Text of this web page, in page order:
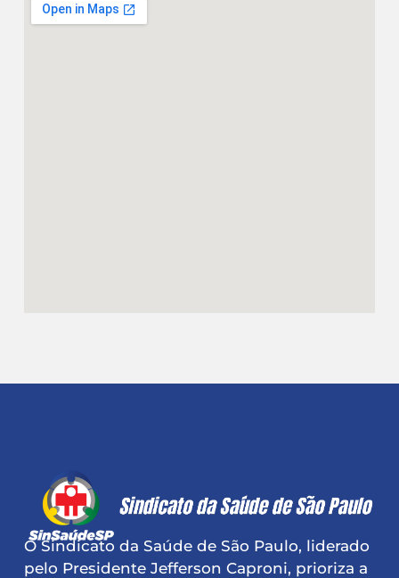
O Sindicato da Saúde de São Paulo, liderado
pelo Presidente Jefferson Caproni, prioriza a